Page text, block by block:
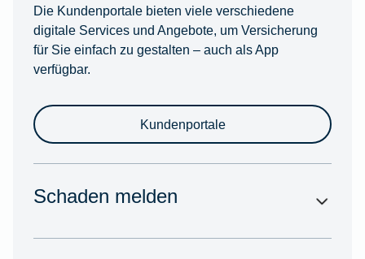
Die Kundenportale bieten viele verschiedene
digitale Services und Angebote, um Versicherung
für Sie einfach zu gestalten – auch als App
verfügbar.
Kundenportale
Schaden melden